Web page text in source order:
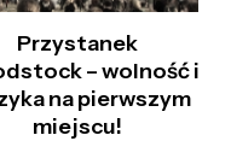
Przystanek
– wolność i
na pierwszym
miejscu!